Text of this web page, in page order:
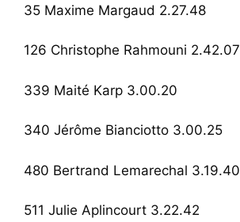
35 Maxime Margaud 2.27.48
126 Christophe Rahmouni 2.42.07
339 Maité Karp 3.00.20
340 Jérôme Bianciotto 3.00.25
480 Bertrand Lemarechal 3.19.40
511 Julie Aplincourt 3.22.42